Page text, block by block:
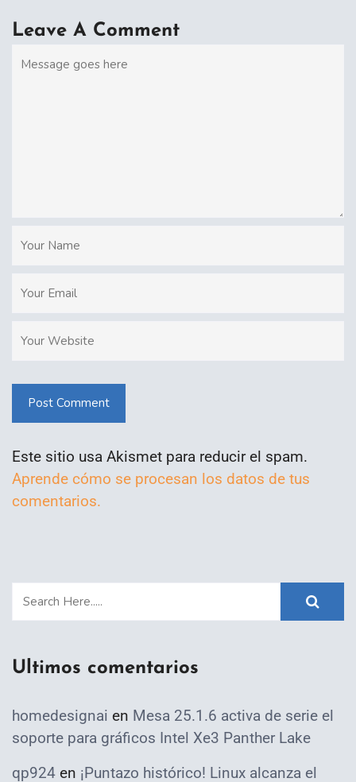
Leave A Comment
Post Comment
Este sitio usa Akismet para reducir el spam.
Aprende cómo se procesan los datos de tus
comentarios.
Ultimos comentarios
homedesignai en Mesa 25.1.6 activa de serie el
soporte para gráficos Intel Xe3 Panther Lake
qp924 en ¡Puntazo histórico! Linux alcanza el